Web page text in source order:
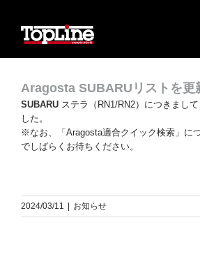
Aragosta SUBARUリストを更
SUBARUステラ（RN1/RN2）につきまし
した。
※なお、「Aragosta適合クイック検索」に
でしばらくお待ちください。
2024/03/11 お知らせ